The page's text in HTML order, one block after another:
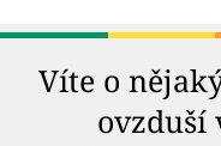
Víte o
ovzduší